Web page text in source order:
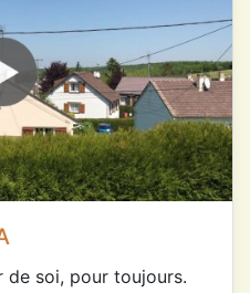
de soi, pour toujours.